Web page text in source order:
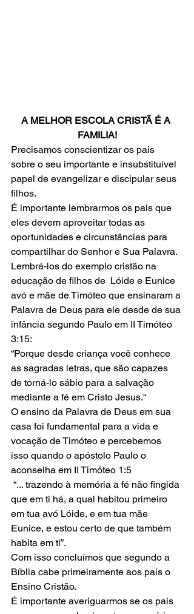
A MELHOR ESCOLA CRISTÃ É A
FAMILIA!
Precisamos conscientizar os pais
sobre o seu importante e insubstituível
papel de evangelizar e discipular seus
filhos.
É importante lembrarmos os pais que
eles devem aproveitar todas as
oportunidades e circunstâncias para
compartilhar do Senhor e Sua Palavra.
Lembrá-los do exemplo cristão na
educação de filhos de  Lóide e Eunice
avó e mãe de Timóteo que ensinaram a
Palavra de Deus para ele desde de sua
infância segundo Paulo em II Timóteo
3:15:
“Porque desde criança você conhece
as sagradas letras, que são capazes
de torná-lo sábio para a salvação
mediante a fé em Cristo Jesus.“
O ensino da Palavra de Deus em sua
casa foi fundamental para a vida e
vocação de Timóteo e percebemos
isso quando o apóstolo Paulo o
aconselha em II Timóteo 1:5
que em ti há, a qual habitou primeiro
em tua avó Lóide, e em tua mãe
Eunice, e estou certo de que também
habita em ti”.
Com isso concluímos que segundo a
Bíblia cabe primeiramente aos pais o
Ensino Cristão.
É importante averiguarmos se os pais